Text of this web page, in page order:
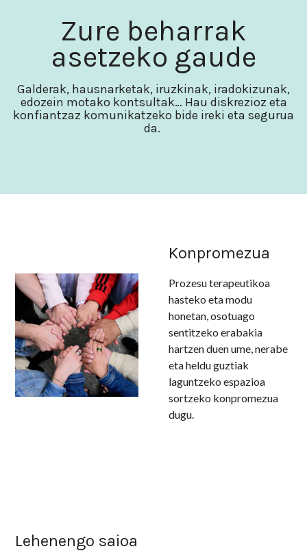
Zure beharrak
asetzeko gaude
Galderak, hausnarketak, iruzkinak, iradokizunak,
edozein motako kontsultak… Hau diskrezioz eta
konfiantzaz komunikatzeko bide ireki eta segurua
da.
Konpromezua
Prozesu terapeutikoa
hasteko eta modu
honetan, osotuago
sentitzeko erabakia
hartzen duen ume, nerabe
eta heldu guztiak
laguntzeko espazioa
sortzeko konpromezua
dugu.
Lehenengo saioa